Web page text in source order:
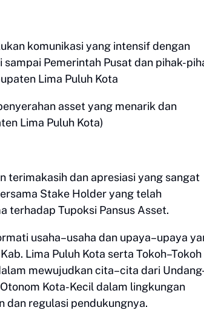
komunikasi yang intensif dengan
Pemerintah Pusat dan pihak-
Lima Puluh Kota
asset yang menarik dan
Lima Puluh Kota)
terimakasih dan apresiasi yang sangat
Stake Holder yang telah
terhadap Tupoksi Pansus Asset.
usaha–usaha dan upaya–upaya
Lima Puluh Kota serta Tokoh–Tokoh
mewujudkan cita–cita dari
Kota-Kecil dalam lingkungan
dan regulasi pendukungnya.